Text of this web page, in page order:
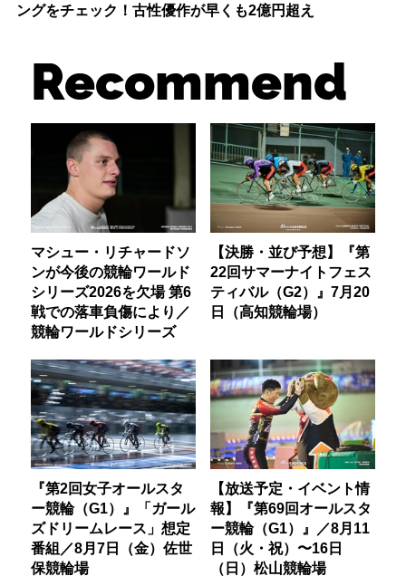
ングをチェック！古性優作が早くも2億円超え
Recommend
マシュー・リチャードソ
ンが今後の競輪ワールド
シリーズ2026を欠場 第6
戦での落車負傷により／
競輪ワールドシリーズ
【決勝・並び予想】『第
22回サマーナイトフェス
ティバル（G2）』7月20
日（高知競輪場）
『第2回女子オールスタ
ー競輪（G1）』「ガール
ズドリームレース」想定
番組／8月7日（金）佐世
保競輪場
【放送予定・イベント情
報】『第69回オールスタ
ー競輪（G1）』／8月11
日（火・祝）〜16日
（日）松山競輪場